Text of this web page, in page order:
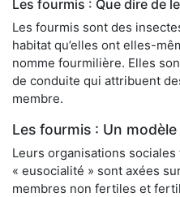
Les fourmis : Que dire de
Les fourmis sont des
habitat qu’elles ont elles-
nomme fourmilière. Elles
de conduite qui attribuent
membre.
Les fourmis : Un
Leurs organisations
« eusocialité » sont axées
membres non fertiles et